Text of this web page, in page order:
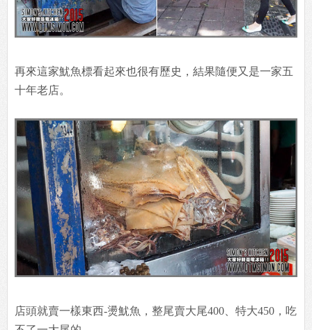
再來這家魷魚標看起來也很有歷史，結果隨便又是一家五
十年老店。
店頭就賣一樣東西-燙魷魚，整尾賣大尾400、特大450，吃